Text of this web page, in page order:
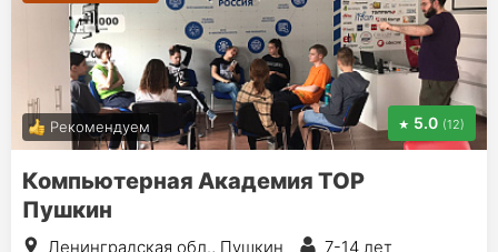
Рекомендуем 5.0 (12)
Компьютерная Академия ТОР
Пушкин
Ленинградская обл., Пушкин
7-14 лет